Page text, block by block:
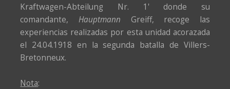
Kraftwagen-Abteilung Nr. 1' donde su
comandante, Hauptmann Greiff, recoge las
experiencias realizadas por esta unidad acorazada
el 24.04.1918 en la segunda batalla de Villers-
Bretonneux.
Nota: